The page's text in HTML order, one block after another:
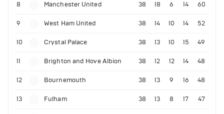
8 Manchester United 38 18 6 14 60
9 West Ham United 38 14 10 14 52
10 Crystal Palace 38 13 10 15 49
11 Brighton and Hove Albion 38 12 12 14 48
12 Bournemouth 38 13 9 16 48
13 Fulham 38 13 8 17 47